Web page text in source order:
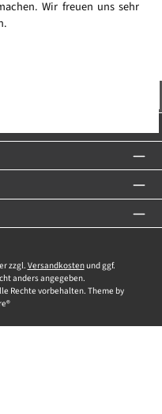
Wir freuen uns sehr
zzgl. Versandkostenund ggf.
anders angegeben.
Rechte vorbehalten. Theme by